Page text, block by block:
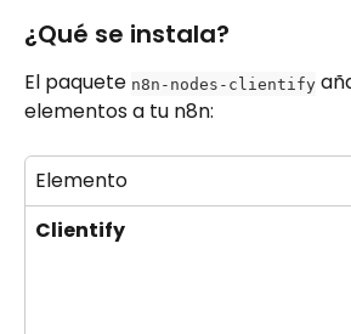
¿Qué se instala?
El paquete n8n-nodes-clientify
elementos a tu n8n:
Elemento
Clientify